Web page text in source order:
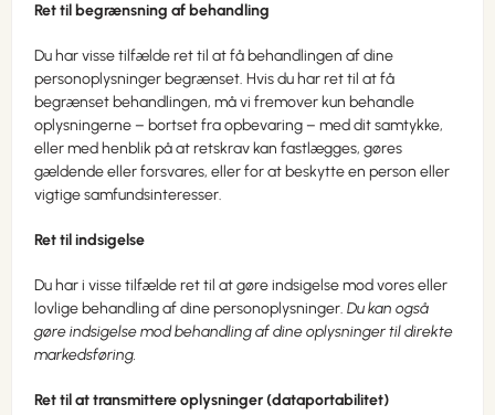
Ret til begrænsning af behandling
Du har visse tilfælde ret til at få behandlingen af dine
personoplysninger begrænset. Hvis du har ret til at få
begrænset behandlingen, må vi fremover kun behandle
oplysningerne – bortset fra opbevaring – med dit samtykke,
eller med henblik på at retskrav kan fastlægges, gøres
gældende eller forsvares, eller for at beskytte en person eller
vigtige samfundsinteresser.
Ret til indsigelse
Du har i visse tilfælde ret til at gøre indsigelse mod vores eller
lovlige behandling af dine personoplysninger. Du kan også
gøre indsigelse mod behandling af dine oplysninger til direkte
markedsføring.
Ret til at transmittere oplysninger (dataportabilitet)